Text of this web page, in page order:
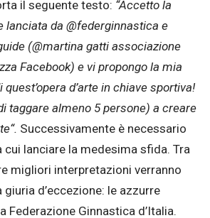
il seguente testo: “Accetto la
lanciata da @federginnastica e
(@martina gatti associazione
Facebook) e vi propongo la mia
d’arte in chiave sportiva!
taggare almeno 5 persone) a creare
Successivamente è necessario
lanciare la medesima sfida. Tra
migliori interpretazioni verranno
d’eccezione: le azzurre
Federazione Ginnastica d’Italia.